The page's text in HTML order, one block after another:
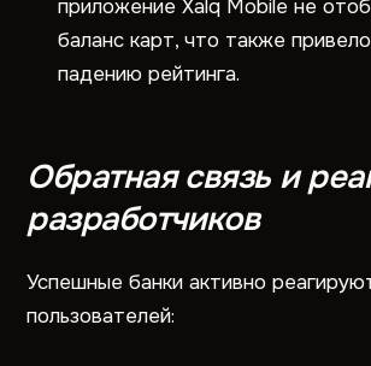
приложение Xalq Mobile не
баланс карт, что также
падению рейтинга.
Обратная связь и
разработчиков
Успешные банки активно
пользователей: